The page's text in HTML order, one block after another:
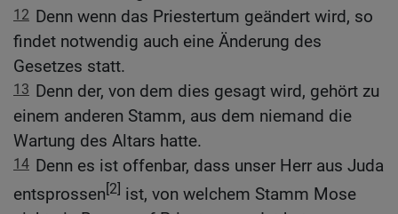
12 Denn wenn das Priestertum geändert wird, so
findet notwendig auch eine Änderung des
Gesetzes statt.
13 Denn der, von dem dies gesagt wird, gehört zu
einem anderen Stamm, aus dem niemand die
Wartung des Altars hatte.
14 Denn es ist offenbar, dass unser Herr aus Juda
entsprossen[2] ist, von welchem Stamm Mose